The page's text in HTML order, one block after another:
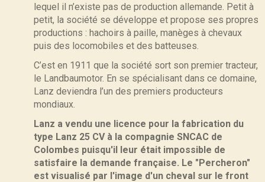
lequel il n’existe pas de production allemande. Petit à
petit, la société se développe et propose ses propres
productions : hachoirs à paille, manèges à chevaux
puis des locomobiles et des batteuses.
C’est en 1911 que la société sort son premier tracteur,
le Landbaumotor. En se spécialisant dans ce domaine,
Lanz deviendra l’un des premiers producteurs
mondiaux.
Lanz a vendu une licence pour la fabrication du
type Lanz 25 CV à la compagnie SNCAC de
Colombes puisqu'il leur était impossible de
satisfaire la demande française. Le "Percheron"
est visualisé par l'image d'un cheval sur le front